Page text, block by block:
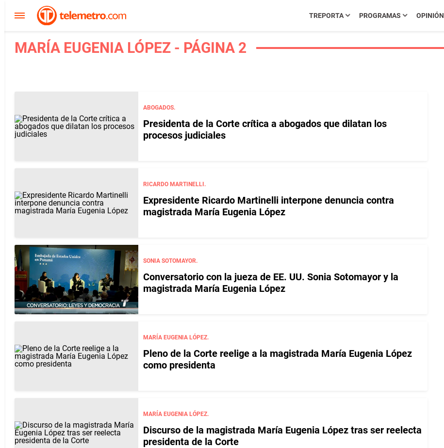
TREPORTA PROGRAMAS OPINIÓN
MARÍA EUGENIA LÓPEZ - PÁGINA 2
ABOGADOS.
Presidenta de la Corte crítica a abogados que dilatan los
procesos judiciales
RICARDO MARTINELLI.
Expresidente Ricardo Martinelli interpone denuncia contra
magistrada María Eugenia López
SONIA SOTOMAYOR.
Conversatorio con la jueza de EE. UU. Sonia Sotomayor y la
magistrada María Eugenia López
MARÍA EUGENIA LÓPEZ.
Pleno de la Corte reelige a la magistrada María Eugenia López
como presidenta
MARÍA EUGENIA LÓPEZ.
Discurso de la magistrada María Eugenia López tras ser reelecta
presidenta de la Corte